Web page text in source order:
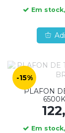
Em
-15%
PLAFON
Em